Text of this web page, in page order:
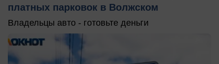
платных парковок в Волжском
Владельцы авто - готовьте деньги